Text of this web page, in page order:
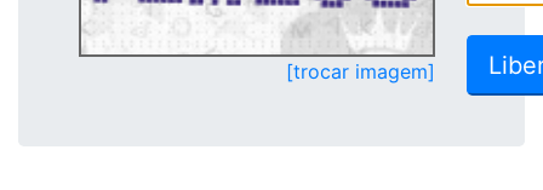
[trocar imagem]